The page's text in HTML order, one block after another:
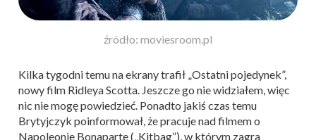
źródło: moviesroom.pl
Kilka tygodni temu na ekrany trafił „Ostatni pojedynek”,
nowy film Ridleya Scotta. Jeszcze go nie widziałem, więc
nic nie mogę powiedzieć. Ponadto jakiś czas temu
Brytyjczyk poinformował, że pracuje nad filmem o
Napoleonie Bonaparte („Kitbag”), w którym zagra